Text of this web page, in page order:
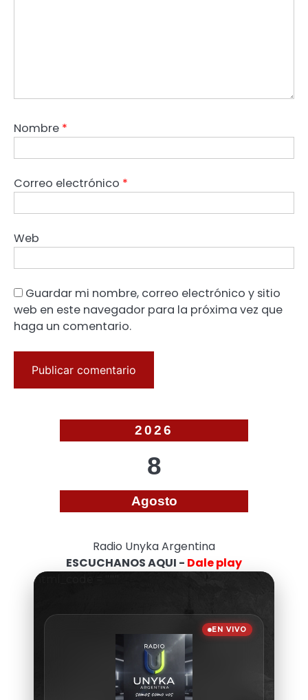
Nombre *
Correo electrónico *
Web
Guardar mi nombre, correo electrónico y sitio
web en este navegador para la próxima vez que
haga un comentario.
2026
8
Agosto
Radio Unyka Argentina
ESCUCHANOS AQUI - Dale play